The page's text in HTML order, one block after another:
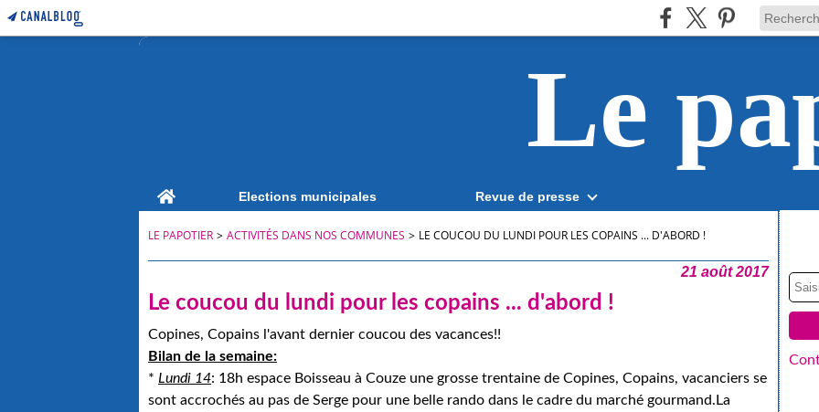
Le
Home Elections municipales Revue de presse
LE PAPOTIER > ACTIVITÉS DANS NOS COMMUNES > LE COUCOU DU LUNDI POUR LES COPAINS ... D'ABORD !
21 août 2017
Le coucou du lundi pour les copains ... d'abord !
Copines, Copains l'avant dernier coucou des vacances!!
Bilan de la semaine:
* Lundi 14: 18h espace Boisseau à Couze une grosse trentaine de Copines, Copains, vacanciers se
sont accrochés au pas de Serge pour une belle rando dans le cadre du marché gourmand.La